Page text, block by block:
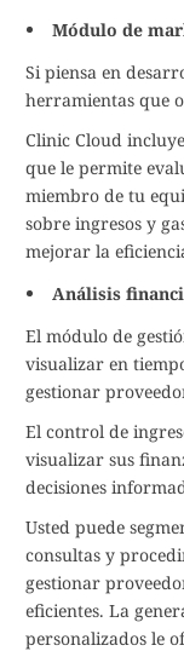
Módulo de
Si piensa en
herramientas que
Clinic Cloud
que le permite
miembro de tu
sobre ingresos y
mejorar la
Análisis
El módulo de
visualizar en
gestionar
El control de
visualizar sus
decisiones
Usted puede
consultas y
gestionar
eficientes. La
personalizados le